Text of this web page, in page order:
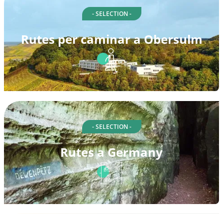
- SELECTION -
Rutes per caminar a Obersulm
- SELECTION -
Rutes a Germany